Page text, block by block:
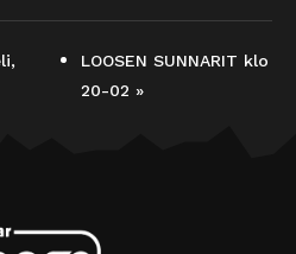
LOOSEN SUNNARIT klo
20-02 »